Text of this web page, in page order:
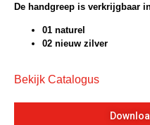
De handgreep is verkrijgbaar
01 naturel
02 nieuw zilver
Bekijk Catalogus